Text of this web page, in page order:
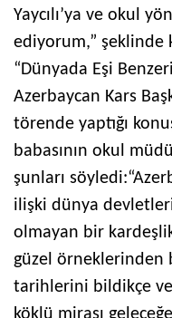
Yaycılı’ya ve okul
ediyorum,” şeklinde
“Dünyada Eşi
Azerbaycan Kars
törende yaptığı
babasının okul
şunları
ilişki dünya
olmayan bir
güzel örneklerinden
tarihlerini bildikçe